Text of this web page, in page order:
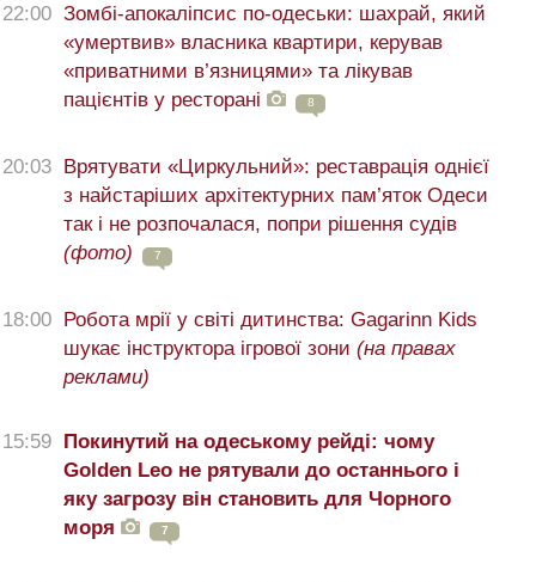
22:00 Зомбі-апокаліпсис по-одеськи: шахрай, який
«умертвив» власника квартири, керував
«приватними в’язницями» та лікував
пацієнтів у ресторані
8
20:03 Врятувати «Циркульний»: реставрація однієї
з найстаріших архітектурних пам’яток Одеси
так і не розпочалася, попри рішення судів
(фото)
7
18:00 Робота мрії у світі дитинства: Gagarinn Kids
шукає інструктора ігрової зони (на правах
реклами)
15:59 Покинутий на одеському рейді: чому
Golden Leo не рятували до останнього і
яку загрозу він становить для Чорного
моря
7